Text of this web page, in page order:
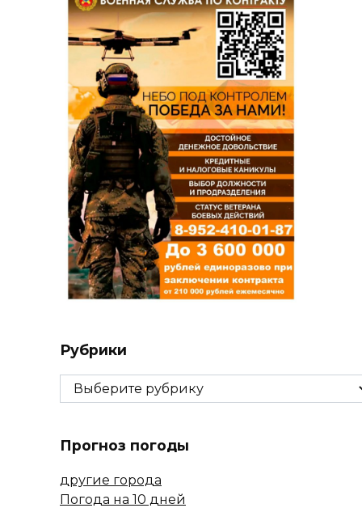
Рубрики
Рубрики
Прогноз погоды
другие города
Погода на 10 дней